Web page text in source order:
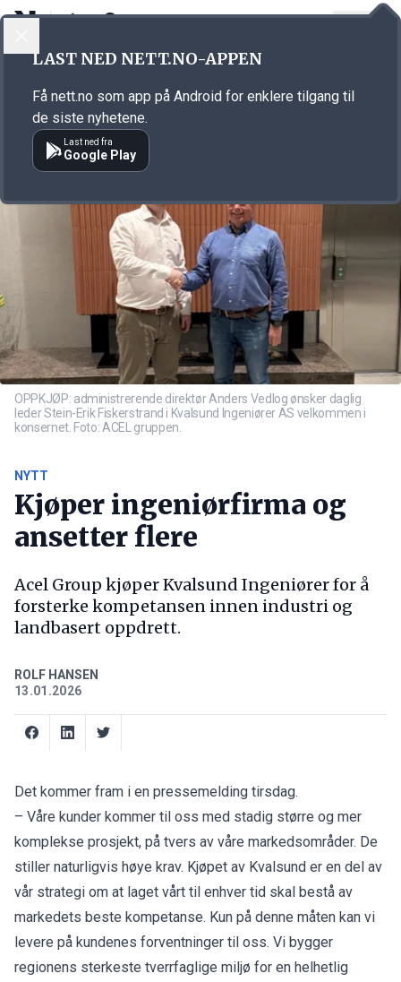
Annonsørinnhold
OPPKJØP: administrerende direktør Anders Vedlog ønsker daglig
leder Stein-Erik Fiskerstrand i Kvalsund Ingeniører AS velkommen i
konsernet. Foto: ACEL gruppen.
NYTT
Kjøper ingeniørfirma og
ansetter flere
Acel Group kjøper Kvalsund Ingeniører for å
forsterke kompetansen innen industri og
landbasert oppdrett.
ROLF HANSEN
13.01.2026
Det kommer fram i en pressemelding tirsdag.
– Våre kunder kommer til oss med stadig større og mer
komplekse prosjekt, på tvers av våre markedsområder. De
stiller naturligvis høye krav. Kjøpet av Kvalsund er en del av
vår strategi om at laget vårt til enhver tid skal bestå av
markedets beste kompetanse. Kun på denne måten kan vi
levere på kundenes forventninger til oss. Vi bygger
regionens sterkeste tverrfaglige miljø for en helhetlig
LAST NED NETT.NO-APPEN
Få nett.no som app på Android for enklere tilgang til
de siste nyhetene.
Last ned fra
Google Play